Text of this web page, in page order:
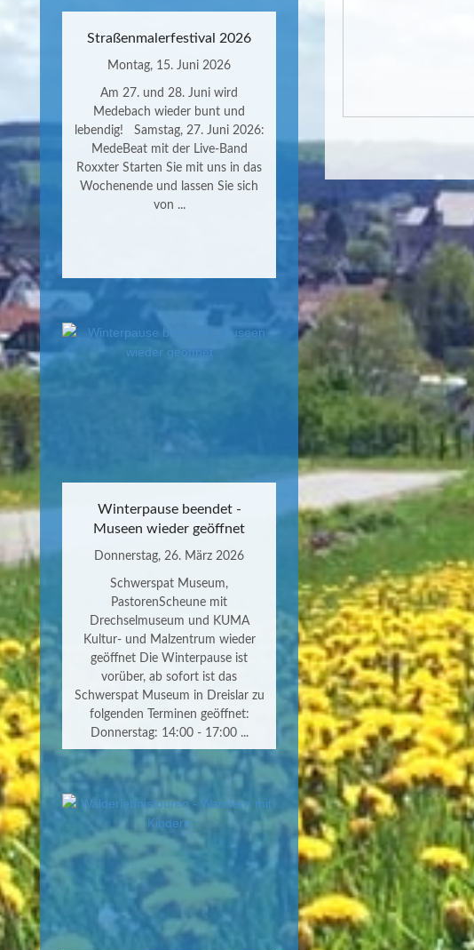
Straßenmalerfestival 2026
Montag, 15. Juni 2026
Am 27. und 28. Juni wird
Medebach wieder bunt und
lebendig! Samstag, 27. Juni 2026:
MedeBeat mit der Live-Band
Roxxter Starten Sie mit uns in das
Wochenende und lassen Sie sich
von ...
Winterpause beendet -
Museen wieder geöffnet
Donnerstag, 26. März 2026
Schwerspat Museum,
PastorenScheune mit
Drechselmuseum und KUMA
Kultur- und Malzentrum wieder
geöffnet Die Winterpause ist
vorüber, ab sofort ist das
Schwerspat Museum in Dreislar zu
folgenden Terminen geöffnet:
Donnerstag: 14:00 - 17:00 ...